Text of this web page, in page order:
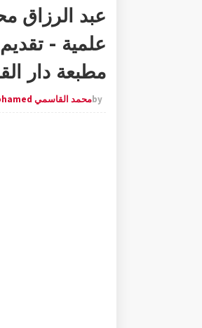
علمية -
مطبعة دار
byمحمد القاسمي Al kacimi Mohamed